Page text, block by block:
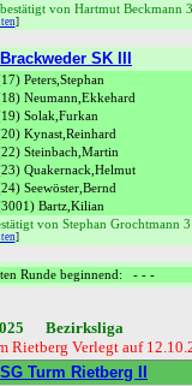
von Hartmut Beckmann
]
Brackweder SK III
Peters,Stephan
Neumann,Ekkehard
Solak,Furkan
Kynast,Reinhard
Steinbach,Martin
Quakernack,Helmut
Seewöster,Bernd
Bartz,Kilian
von Stephan Grochtmann
]
Runde beginnend: - - -
Bezirksliga
Rietberg Verlegt auf
SG Turm Rietberg II